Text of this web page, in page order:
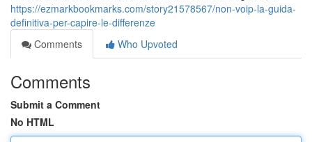
https://ezmarkbookmarks.com/story21578567/non-voip-la-guida-
definitiva-per-capire-le-differenze
Comments
Who Upvoted
Comments
Submit a Comment
No HTML